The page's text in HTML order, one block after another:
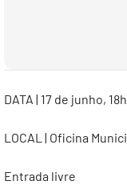
DATA | 17 de junho, 18h
LOCAL | Oficina
Entrada livre